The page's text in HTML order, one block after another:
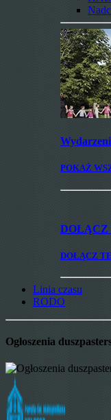
POKAŻ
DOŁĄCZ
DOŁĄCZ
Linia czasu
RODO
Ogłoszenia